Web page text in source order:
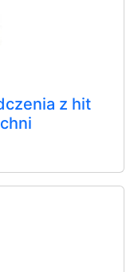
z hit